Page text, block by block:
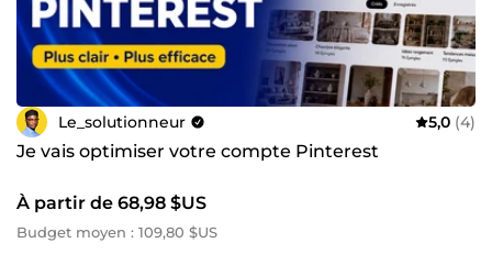
Le_solutionneur 5,0 (4)
Je vais optimiser votre compte Pinterest
À partir de 68,98 $US
Budget moyen : 109,80 $US